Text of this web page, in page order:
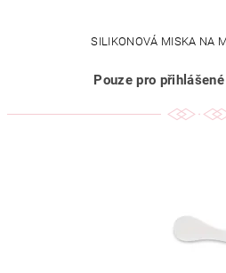
SILIKONOVÁ MISKA NA
Pouze pro